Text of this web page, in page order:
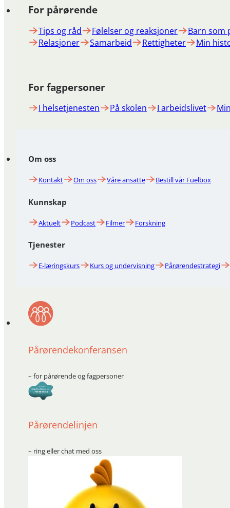
For pårørende
Tips og råd Følelser og reaksjoner
Barn som
Relasjoner
Samarbeid Rettigheter Min
For fagpersoner
I helsetjenesten På skolen I arbeidslivet
Om oss
Kontakt Om oss Våre ansatte Bestill vår Fuelbox
Kunnskap
Aktuelt Podcast Filmer Forskning
Tjenester
E-læringskurs Kurs og undervisning Pårørendestrategi
Pårørendekonferansen
– for pårørende og fagpersoner
Pårørendelinjen
– ring eller chat med oss